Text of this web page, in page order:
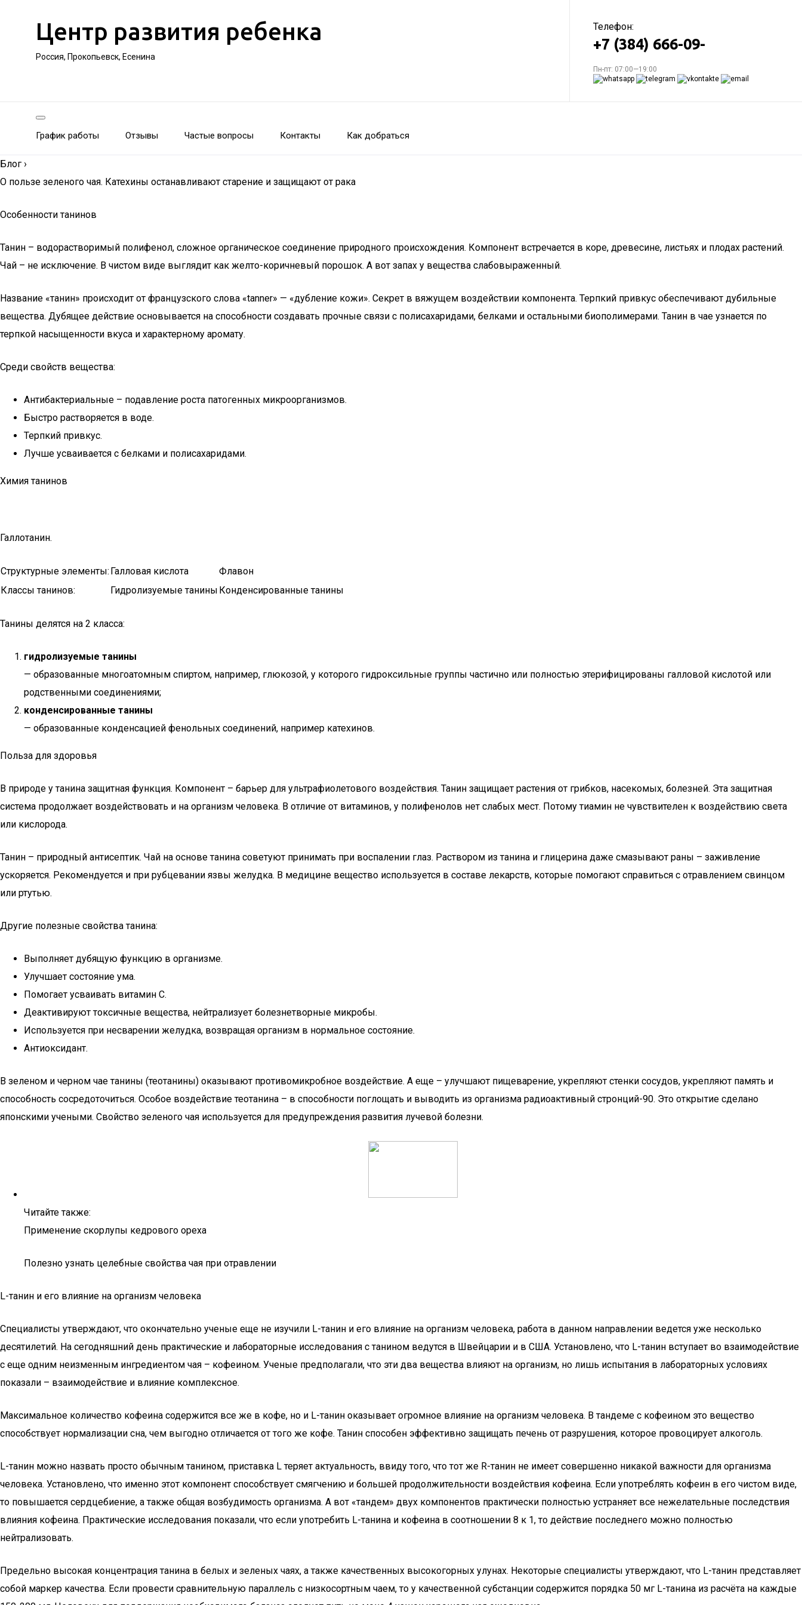
Центр развития ребенка
Россия, Прокопьевск, Есенина
Телефон:
+7 (384) 666-09-
Пн-пт: 07:00—19:00
График работы Отзывы Частые вопросы Контакты Как добраться
Блог ›
О пользе зеленого чая. Катехины останавливают старение и защищают от рака
Особенности танинов
Танин – водорастворимый полифенол, сложное органическое соединение природного происхождения. Компонент встречается в коре, древесине, листьях и плодах растений.
Чай – не исключение. В чистом виде выглядит как желто-коричневый порошок. А вот запах у вещества слабовыраженный.
Название «танин» происходит от французского слова «tanner» — «дубление кожи». Секрет в вяжущем воздействии компонента. Терпкий привкус обеспечивают дубильные
вещества. Дубящее действие основывается на способности создавать прочные связи с полисахаридами, белками и остальными биополимерами. Танин в чае узнается по
терпкой насыщенности вкуса и характерному аромату.
Среди свойств вещества:
Антибактериальные – подавление роста патогенных микроорганизмов.
Быстро растворяется в воде.
Терпкий привкус.
Лучше усваивается с белками и полисахаридами.
Химия танинов
Галлотанин.
Структурные элементы: Галловая кислота
Флавон
Классы танинов:
Гидролизуемые танины Конденсированные танины
Танины делятся на 2 класса:
гидролизуемые танины
— образованные многоатомным спиртом, например, глюкозой, у которого гидроксильные группы частично или полностью этерифицированы галловой кислотой или
родственными соединениями;
конденсированные танины
— образованные конденсацией фенольных соединений, например катехинов.
Польза для здоровья
В природе у танина защитная функция. Компонент – барьер для ультрафиолетового воздействия. Танин защищает растения от грибков, насекомых, болезней. Эта защитная
система продолжает воздействовать и на организм человека. В отличие от витаминов, у полифенолов нет слабых мест. Потому тиамин не чувствителен к воздействию света
или кислорода.
Танин – природный антисептик. Чай на основе танина советуют принимать при воспалении глаз. Раствором из танина и глицерина даже смазывают раны – заживление
ускоряется. Рекомендуется и при рубцевании язвы желудка. В медицине вещество используется в составе лекарств, которые помогают справиться с отравлением свинцом
или ртутью.
Другие полезные свойства танина:
Выполняет дубящую функцию в организме.
Улучшает состояние ума.
Помогает усваивать витамин С.
Деактивируют токсичные вещества, нейтрализует болезнетворные микробы.
Используется при несварении желудка, возвращая организм в нормальное состояние.
Антиоксидант.
В зеленом и черном чае танины (теотанины) оказывают противомикробное воздействие. А еще – улучшают пищеварение, укрепляют стенки сосудов, укрепляют память и
способность сосредоточиться. Особое воздействие теотанина – в способности поглощать и выводить из организма радиоактивный стронций-90. Это открытие сделано
японскими учеными. Свойство зеленого чая используется для предупреждения развития лучевой болезни.
Читайте также:
Применение скорлупы кедрового ореха
Полезно узнать целебные свойства чая при отравлении
L-танин и его влияние на организм человека
Специалисты утверждают, что окончательно ученые еще не изучили L-танин и его влияние на организм человека, работа в данном направлении ведется уже несколько
десятилетий. На сегодняшний день практические и лабораторные исследования с танином ведутся в Швейцарии и в США. Установлено, что L-танин вступает во взаимодействие
с еще одним неизменным ингредиентом чая – кофеином. Ученые предполагали, что эти два вещества влияют на организм, но лишь испытания в лабораторных условиях
показали – взаимодействие и влияние комплексное.
Максимальное количество кофеина содержится все же в кофе, но и L-танин оказывает огромное влияние на организм человека. В тандеме с кофеином это вещество
способствует нормализации сна, чем выгодно отличается от того же кофе. Танин способен эффективно защищать печень от разрушения, которое провоцирует алкоголь.
L-танин можно назвать просто обычным танином, приставка L теряет актуальность, ввиду того, что тот же R-танин не имеет совершенно никакой важности для организма
человека. Установлено, что именно этот компонент способствует смягчению и большей продолжительности воздействия кофеина. Если употреблять кофеин в его чистом виде,
то повышается сердцебиение, а также общая возбудимость организма. А вот «тандем» двух компонентов практически полностью устраняет все нежелательные последствия
влияния кофеина. Практические исследования показали, что если употребить L-танина и кофеина в соотношении 8 к 1, то действие последнего можно полностью
нейтрализовать.
Предельно высокая концентрация танина в белых и зеленых чаях, а также качественных высокогорных улунах. Некоторые специалисты утверждают, что L-танин представляет
собой маркер качества. Если провести сравнительную параллель с низкосортным чаем, то у качественной субстанции содержится порядка 50 мг L-танина из расчёта на каждые